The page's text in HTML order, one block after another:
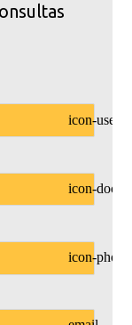
icon-user
icon-doc-
icon-phone